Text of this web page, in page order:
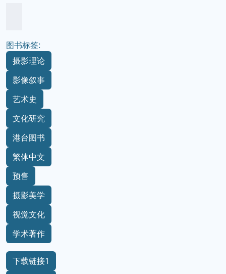
图书标签:
摄影理论
影像叙事
艺术史
文化研究
港台图书
繁体中文
预售
摄影美学
视觉文化
学术著作
下载链接1